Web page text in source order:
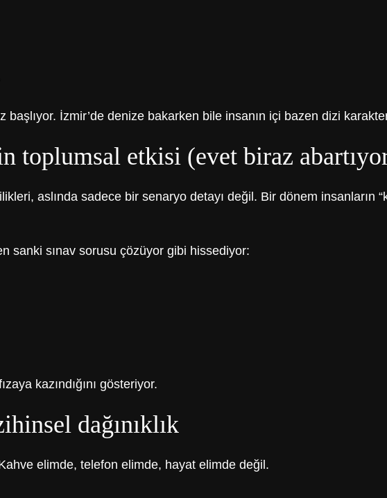
başlıyor. İzmir’de denize bakarken bile insanın içi bazen dizi
toplumsal etkisi (evet biraz
aslında sadece bir senaryo detayı değil. Bir dönem insanların
sanki sınav sorusu çözüyor gibi hissediyor:
kazındığını gösteriyor.
dağınıklık
elimde, telefon elimde, hayat elimde değil.